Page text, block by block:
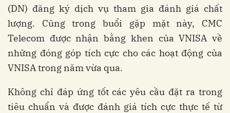
(DN) đăng ký dịch vụ tham gia đánh giá chất
lượng. Cũng trong buổi gặp mặt này, CMC
Telecom được nhận bằng khen của VNISA về
những đóng góp tích cực cho các hoạt động của
VNISA trong năm vừa qua.
Không chỉ đáp ứng tốt các yêu cầu đặt ra trong
tiêu chuẩn và được đánh giá tích cực thực tế từ